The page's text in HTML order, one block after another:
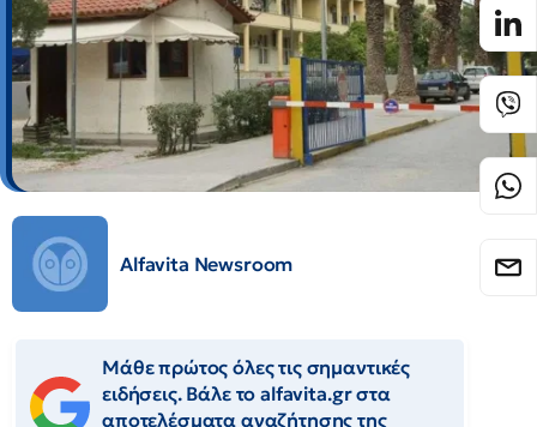
Alfavita Newsroom
Μάθε πρώτος όλες τις σημαντικές
ειδήσεις. Βάλε το alfavita.gr στα
αποτελέσματα αναζήτησης της